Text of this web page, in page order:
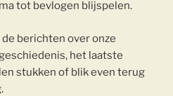
tot bevlogen blijspelen.
berichten over onze
het laatste
stukken of blik even terug